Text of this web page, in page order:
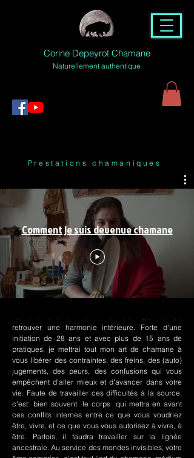
Corine Depeyrot Chamane
Naturellement authentique
Prestations chamaniques
Comment je suis devenue chamane
retrouver une harmonie intérieure. Forte d'une
initiation de 28 ans et avec plus de 15 ans de
pratiques, je mettrai tout mon art de chamane à
vous libérer des contraintes, des freins, des (auto)
jugements, des peurs, des confusions qui vous
empêchent d'aller mieux et d'avancer dans votre
vie. Faute de travailler ces difficultés à la source,
c'est bien souvent le corps qui mettra en avant
ces conflits internes entre ce que vous voudriez
être, vivre, et ce que vous vous autorisez à vivre, à
être. Parfois, il faudra travailler sur la lignée
ancestrale. Au service des mondes invisibles, votre